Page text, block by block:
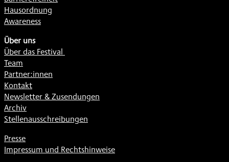
Hausordnung
Awareness
Über uns
Über das Festival
Team
Partner:innen
Kontakt
Newsletter & Zusendungen
Archiv
Stellenausschreibungen
Presse
Impressum und Rechtshinweise